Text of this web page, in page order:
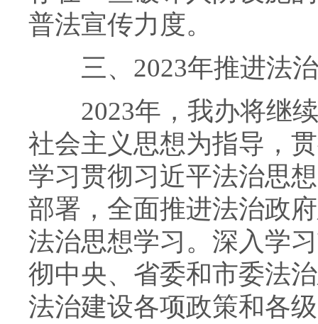
普法宣传力度。
三、2023年推进法治
2023年，我办将继续
社会主义思想为指导，
学习贯彻习近平法治思
部署，全面推进法治政
法治思想学习。深入学
彻中央、省委和市委法
法治建设各项政策和各